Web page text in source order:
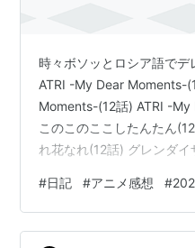
時々ボソッとロシア語で
ATRI -My Dear Moments-
Moments-(12話) ATRI -
このこのここしたんたん
れ花なれ(12話) グレンダ
が多すぎる！(12話) 逃げ上
君(12話) 夏アニメ視聴勢
もう少し見る本数絞るつ
#日記 #アニメ感想 #